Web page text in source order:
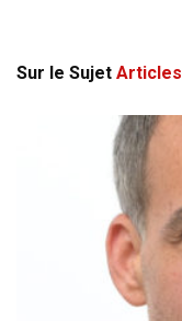
Sur le Sujet Articles